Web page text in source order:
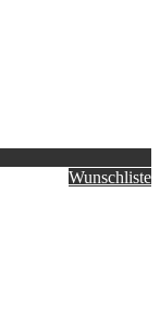
Wunschliste